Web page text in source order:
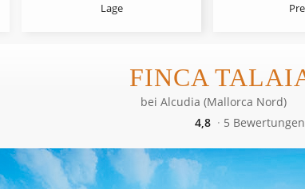
Lage
FINCA
bei Alcudia (Mallorca Nord)
4,8
5 Bewertungen